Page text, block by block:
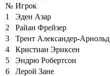
№ Игрок
1
Эден Азар
2
Райан Фрейзер
3
Трент Александер-Арнольд
4
Кристиан Эриксен
5
Эндрю Робертсон
6
Лерой Зане